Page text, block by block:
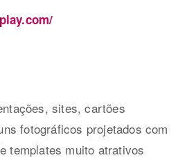
sites, cartões
fotográficos projetados com
templates muito atrativos